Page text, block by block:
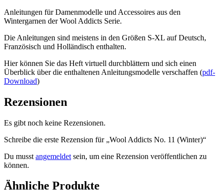
Anleitungen für Damenmodelle und Accessoires aus den
Wintergarnen der Wool Addicts Serie.
Die Anleitungen sind meistens in den Größen S-XL auf Deutsch,
Französisch und Holländisch enthalten.
Hier können Sie das Heft virtuell durchblättern und sich einen
Überblick über die enthaltenen Anleitungsmodelle verschaffen (pdf-
Download)
Rezensionen
Es gibt noch keine Rezensionen.
Schreibe die erste Rezension für „Wool Addicts No. 11 (Winter)“
Du musst angemeldet sein, um eine Rezension veröffentlichen zu
können.
Ähnliche Produkte